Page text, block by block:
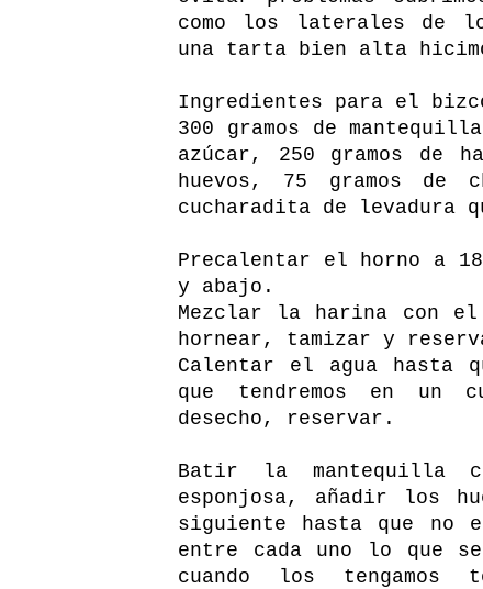
como los laterales de los
una tarta bien alta
Ingredientes para el
300 gramos de
azúcar, 250 gramos de
huevos, 75 gramos de
cucharadita de levadura
Precalentar el horno a
y abajo.
Mezclar la harina con
hornear, tamizar y
Calentar el agua hasta
que tendremos en un
desecho, reservar.
Batir la mantequilla
esponjosa, añadir los
siguiente hasta que no
entre cada uno lo que
cuando los tengamos